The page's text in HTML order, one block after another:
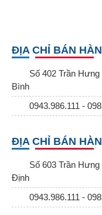
ĐỊA CHỈ BÁN
Số 402 Trần
Bình
0943.986.111 -
ĐỊA CHỈ BÁN
Số 603 Trần
Định
0943.986.111 -